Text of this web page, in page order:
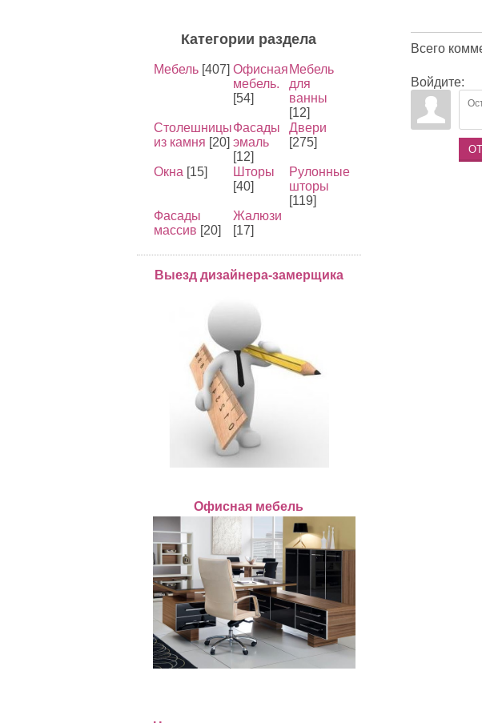
Всего
Войдите:
Категории раздела
Мебель [407] Офисная
мебель.
[54]
Мебель
для
ванны
[12]
Столешницы
из камня [20]
Фасады
эмаль
[12]
Двери
[275]
Окна [15]
Шторы
[40]
Рулонные
шторы
[119]
Фасады
массив [20]
Жалюзи
[17]
Выезд дизайнера-замерщика
Офисная мебель